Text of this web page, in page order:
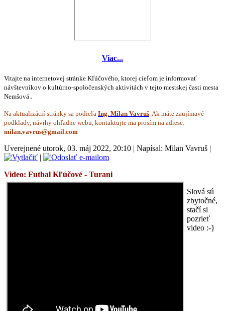
Viac...
Vitajte na internetovej stránke Kľúčového, ktorej cieľom je informovať
návštevníkov o kultúrno-spoločenských aktivitách v tejto mestskej časti mesta
Nemšová .
Na aktualizácií stránky sa podieľa Ing. Milan Vavruš . Ak máte zaujímavé
podklady, návrhy ohľadne webu, kontaktujte ma prosím na adrese:
Uverejnené utorok, 03. máj 2022, 20:10 | Napísal: Milan Vavruš |
|
Video: Futbal Kľúčové - Turani
Slová sú
zbytočné,
stačí si
pozrieť
video :-}